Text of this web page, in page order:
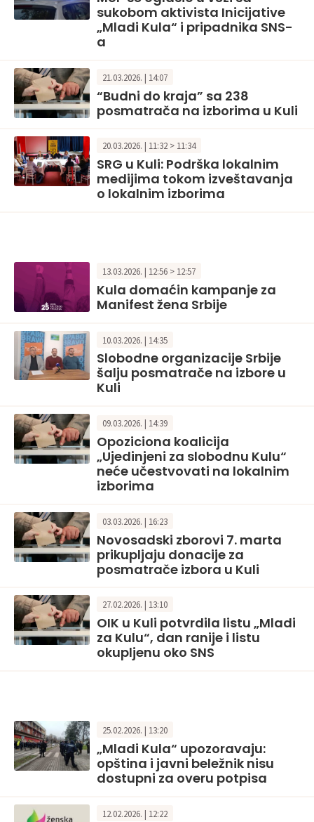
sukobom aktivista Inicijative
„Mladi Kula“ i pripadnika SNS-
a
21.03.2026. | 14:07
“Budni do kraja” sa 238
posmatrača na izborima u Kuli
20.03.2026. | 11:32 > 11:34
SRG u Kuli: Podrška lokalnim
medijima tokom izveštavanja
o lokalnim izborima
13.03.2026. | 12:56 > 12:57
Kula domaćin kampanje za
Manifest žena Srbije
10.03.2026. | 14:35
Slobodne organizacije Srbije
šalju posmatrače na izbore u
Kuli
09.03.2026. | 14:39
Opoziciona koalicija
„Ujedinjeni za slobodnu Kulu“
neće učestvovati na lokalnim
izborima
03.03.2026. | 16:23
Novosadski zborovi 7. marta
prikupljaju donacije za
posmatrače izbora u Kuli
27.02.2026. | 13:10
OIK u Kuli potvrdila listu „Mladi
za Kulu“, dan ranije i listu
okupljenu oko SNS
25.02.2026. | 13:20
„Mladi Kula“ upozoravaju:
opština i javni beležnik nisu
dostupni za overu potpisa
12.02.2026. | 12:22